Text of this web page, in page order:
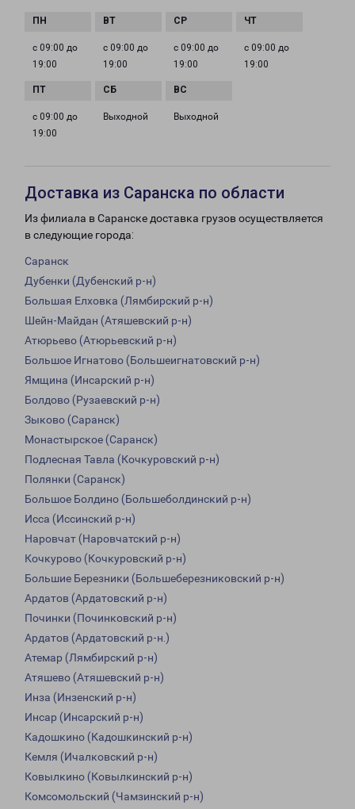
с 09:00 до
19:00
с 09:00 до
19:00
с 09:00 до
19:00
с 09:00 до
19:00
с 09:00 до
19:00
Выходной Выходной
Доставка из Саранска по области
Из филиала в Саранске доставка грузов осуществляется
в следующие города:
Саранск
Дубенки (Дубенский р-н)
Большая Елховка (Лямбирский р-н)
Шейн-Майдан (Атяшевский р-н)
Атюрьево (Атюрьевский р-н)
Большое Игнатово (Большеигнатовский р-н)
Ямщина (Инсарский р-н)
Болдово (Рузаевский р-н)
Зыково (Саранск)
Монастырское (Саранск)
Подлесная Тавла (Кочкуровский р-н)
Полянки (Саранск)
Большое Болдино (Большеболдинский р-н)
Исса (Иссинский р-н)
Наровчат (Наровчатский р-н)
Кочкурово (Кочкуровский р-н)
Большие Березники (Большеберезниковский р-н)
Ардатов (Ардатовский р-н)
Починки (Починковский р-н)
Ардатов (Ардатовский р-н.)
Атемар (Лямбирский р-н)
Атяшево (Атяшевский р-н)
Инза (Инзенский р-н)
Инсар (Инсарский р-н)
Кадошкино (Кадошкинский р-н)
Кемля (Ичалковский р-н)
Ковылкино (Ковылкинский р-н)
Комсомольский (Чамзинский р-н)